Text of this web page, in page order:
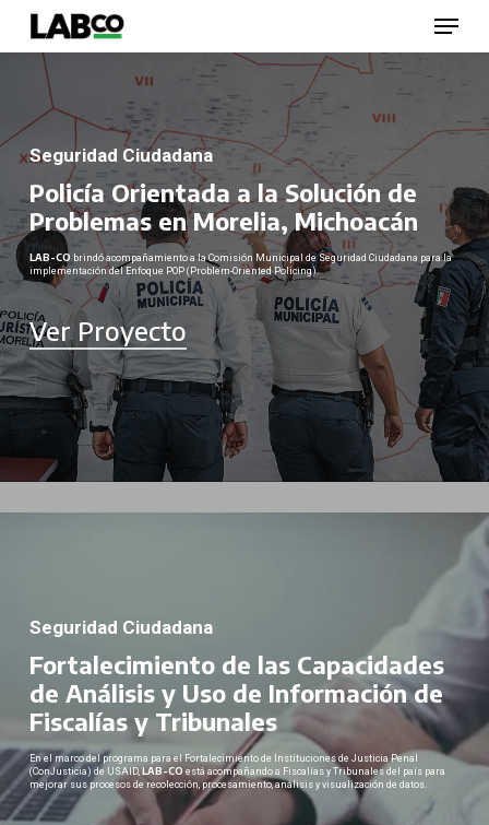
Menu
Seguridad Ciudadana
Policía Orientada a la Solución de
Problemas en Morelia, Michoacán
LAB-CO brindó acompañamiento a la Comisión Municipal de Seguridad Ciudadana para la
implementación del Enfoque POP (Problem-Oriented Policing).
Ver Proyecto
Seguridad Ciudadana
Fortalecimiento de las Capacidades
de Análisis y Uso de Información de
Fiscalías y Tribunales
En el marco del programa para el Fortalecimiento de Instituciones de Justicia Penal
(ConJusticia) de USAID, LAB-CO está acompañando a Fiscalías y Tribunales del país para
mejorar sus procesos de recolección, procesamiento, análisis y visualización de datos.